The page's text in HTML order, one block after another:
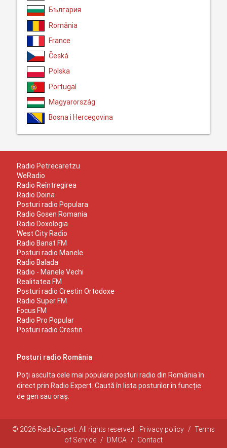
България
România
France
Česká
Polska
Portugal
Magyarország
Bosna i Hercegovina
Radio Petrecaretzu
WeRadio
Radio Reîntregirea
Radio Doina
Posturi radio Populara
Radio Gosen Romania
Radio Doxologia
West City Radio
Radio Banat FM
Posturi radio Manele
Radio Balada
Radio - Manele Vechi
Realitatea FM
Posturi radio Crestin Ortodoxe
Radio Super FM
Focus FM
Radio Pro Popular
Posturi radio Crestin
Posturi radio România
Poți asculta cele mai populare posturi radio din România în
direct prin Radio Expert. Caută în lista posturilor în funcție
de gen sau oraș.
© 2026 RadioExpert. All rights reserved. Privacy policy / Terms
of Service / DMCA / Contact